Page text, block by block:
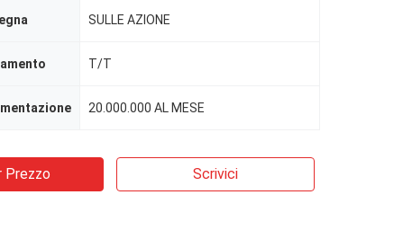
SULLE AZIONE
T/T
20.000.000 AL MESE
Prezzo Scrivici